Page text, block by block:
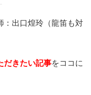
：出口煌玲 （龍笛も対
だきたい記事をココに